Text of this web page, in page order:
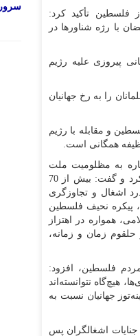
فلسطین تأکید کرد:
با رژه شناورها در
پیروزی علیه رژیم
را به رخ جهانیان
و مقابله با رژیم
همگانی است.
به مظلومیت ملت
فلسطین و استمرار جنایات رژیم صهیونیستی، بر ضرورت ایستادگی در برابر این ظلم تاریخی تأکید کرد و گفت: بیش از 70
اشغال و تجاوزگری
ستم، جور و بیداد، پیکره نحیف فلسطین
همواره در اهتزاز
زمان و زمانه،
فلسطین، افزود:
هیچ‌گاه نتوانسته‌اند
جهانیان نسبت به
اشغالگران پس
سرور HP